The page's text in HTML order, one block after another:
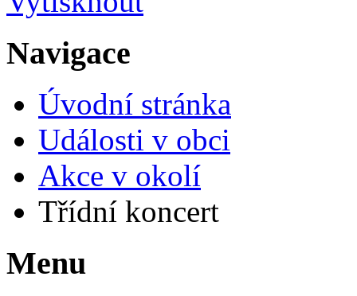
Navigace
Úvodní stránka
Události v obci
Akce v okolí
Třídní koncert
Menu